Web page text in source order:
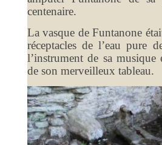
centenaire.
La vasque de Funtanone
réceptacles de l’eau pure
l’instrument de sa musique
de son merveilleux tableau.